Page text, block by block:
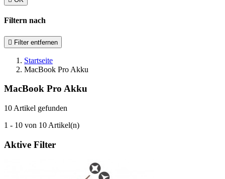
Filtern nach
 Filter entfernen
Startseite
MacBook Pro Akku
MacBook Pro Akku
10 Artikel gefunden
1 - 10 von 10 Artikel(n)
Aktive Filter